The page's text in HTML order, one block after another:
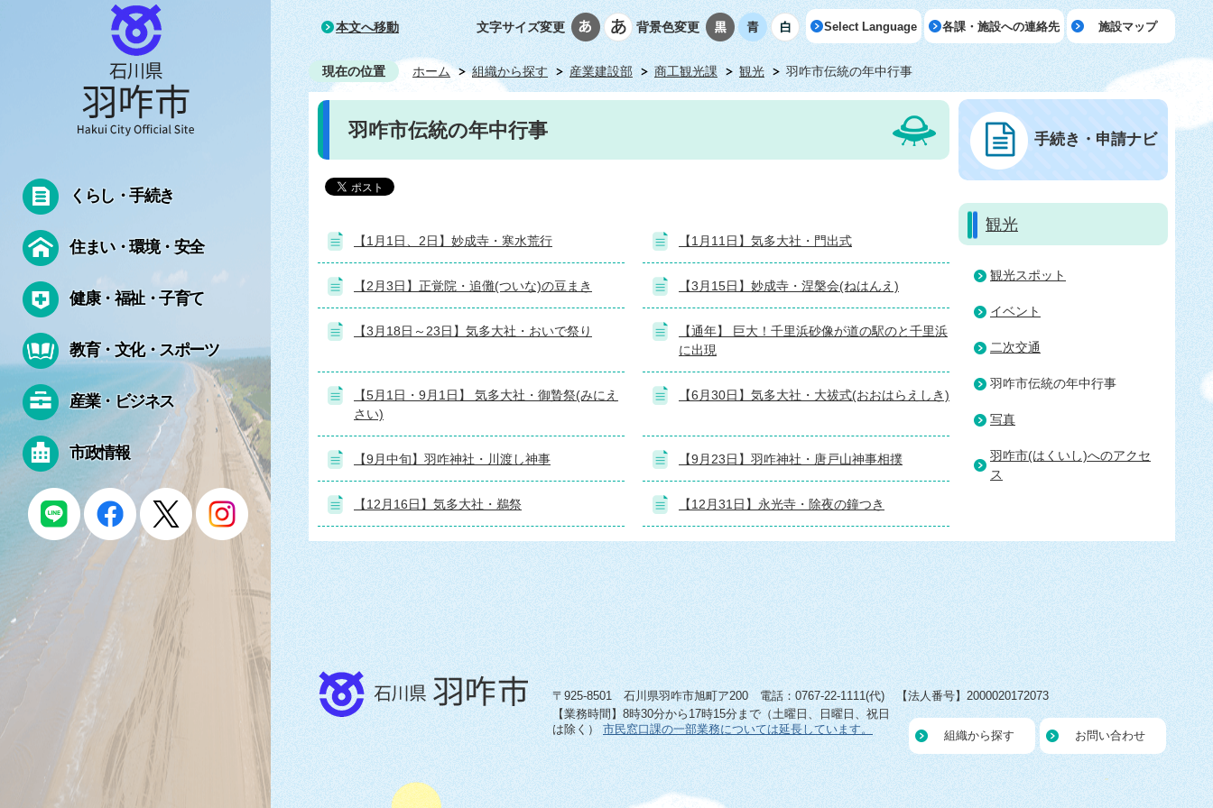
本文へ移動
くらし・手続き
住まい・環境・安全
健康・福祉・子育て
教育・文化・スポーツ
産業・ビジネス
市政情報
文字サイズ変更 背景色変更 Select Language 各課・施設への連絡先 施設マップ
現在の位置 ホーム 組織から探す 産業建設部 商工観光課 観光 羽咋市伝統の年中行事
羽咋市伝統の年中行事
【1月1日、2日】妙成寺・寒水荒行 【1月11日】気多大社・門出式
【2月3日】正覚院・追儺(ついな)の豆まき 【3月15日】妙成寺・涅槃会(ねはんえ)
【3月18日～23日】気多大社・おいで祭り
【通年】 巨大！千里浜砂像が道の駅のと千里浜
に出現
【5月1日・9月1日】 気多大社・御贄祭(みにえ
さい)
【6月30日】気多大社・大祓式(おおはらえしき)
【9月中旬】羽咋神社・川渡し神事 【9月23日】羽咋神社・唐戸山神事相撲
【12月16日】気多大社・鵜祭 【12月31日】永光寺・除夜の鐘つき
手続き・申請ナビ
観光
観光スポット
イベント
二次交通
羽咋市伝統の年中行事
写真
羽咋市(はくいし)へのアクセ
ス
〒925-8501 石川県羽咋市旭町ア200 電話：0767-22-1111(代) 【法人番号】2000020172073
【業務時間】8時30分から17時15分まで（土曜日、日曜日、祝日
は除く） 市民窓口課の一部業務については延長しています。 組織から探す お問い合わせ